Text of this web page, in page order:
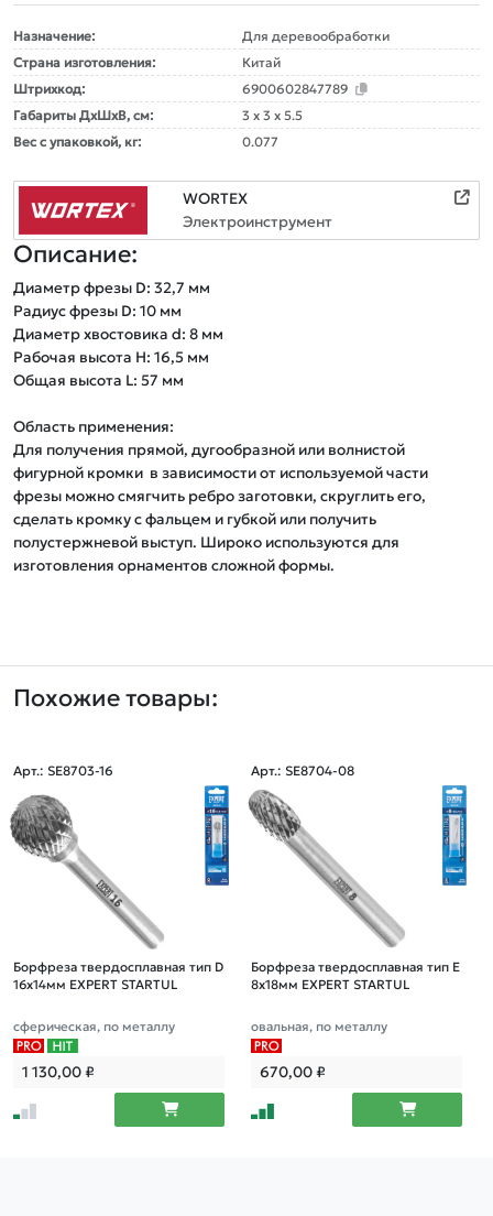
Назначение:
Для деревообработки
Страна изготовления:
Китай
Штрихкод:
6900602847789
Габариты ДxШxВ, см:
3 x 3 x 5.5
Вес с упаковкой, кг:
0.077
WORTEX
Электроинструмент
Описание:
Диаметр фрезы D: 32,7 мм
Радиус фрезы D: 10 мм
Диаметр хвостовика d: 8 мм
Рабочая высота Н: 16,5 мм
Общая высота L: 57 мм
Область применения:
Для получения прямой, дугообразной или волнистой
фигурной кромки  в зависимости от используемой части
фрезы можно смягчить ребро заготовки, скруглить его,
сделать кромку с фальцем и губкой или получить
полустержневой выступ. Широко используются для
Похожие товары:
Арт.: SE8703-16
Борфреза твердосплавная тип D
16x14мм EXPERT STARTUL
сферическая, по металлу
1 130,00₽
Арт.: SE8704-08
Борфреза твердосплавная тип E
8x18мм EXPERT STARTUL
овальная, по металлу
670,00₽